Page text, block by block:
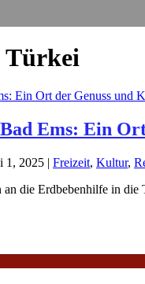
Türkei
Ems: Ein
1, 2025 | Freizeit, Kultur,
an die Erdbebenhilfe in